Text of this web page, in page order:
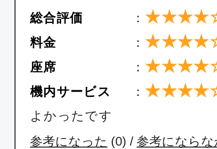
総合評価
：
料金 ：
座席 ：
機内サービス ：
よかったです
参考になった (0) / 参考になら